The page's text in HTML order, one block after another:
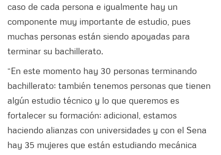
caso de cada persona e igualmente hay un
componente muy importante de estudio, pues
muchas personas están siendo apoyadas para
terminar su bachillerato.
“En este momento hay 30 personas terminando
bachillerato; también tenemos personas que tienen
algún estudio técnico y lo que queremos es
fortalecer su formación; adicional, estamos
haciendo alianzas con universidades y con el Sena
hay 35 mujeres que están estudiando mecánica